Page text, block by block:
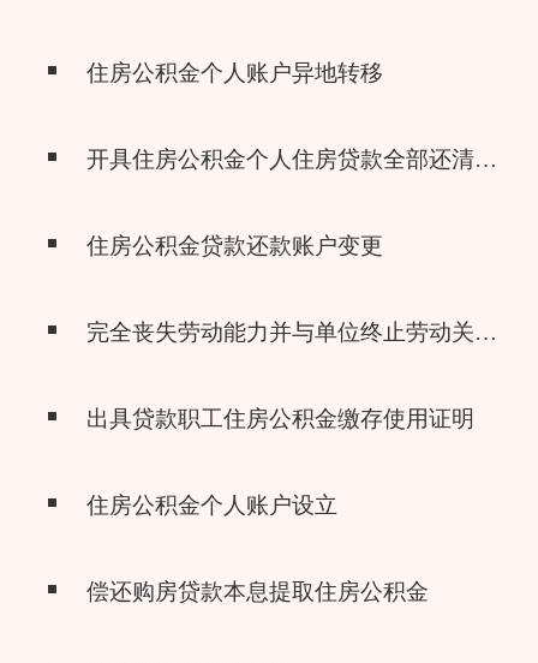
住房公积金个人账户异地转移
开具住房公积金个人住房贷款全部还清证明
住房公积金贷款还款账户变更
完全丧失劳动能力并与单位终止劳动关系提取住房公积金
出具贷款职工住房公积金缴存使用证明
住房公积金个人账户设立
偿还购房贷款本息提取住房公积金